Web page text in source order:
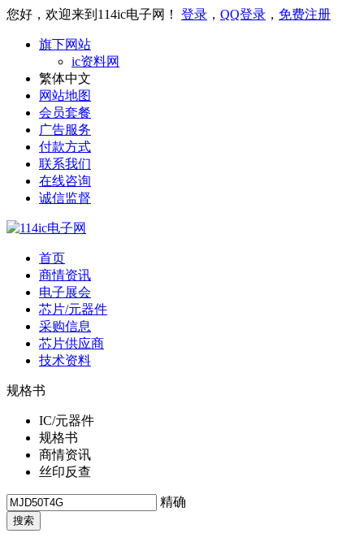
您好，欢迎来到114ic电子网！ 登录 ， QQ登录 ， 免费注册
旗下网站
ic资料网
繁体中文
网站地图
会员套餐
广告服务
付款方式
联系我们
在线咨询
诚信监督
首页
商情资讯
电子展会
芯片/元器件
采购信息
芯片供应商
技术资料
规格书
IC/元器件
规格书
商情资讯
丝印反查
精确